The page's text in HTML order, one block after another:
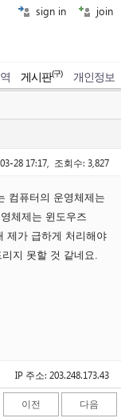
sign in join
게시판(구) 개인정보
28 17:17, 조회수: 3,827
컴퓨터의 운영체제는
체제는 윈도우즈
제가 급하게 처리해야
지 못할 것 같네요.
IP 주소: 203.248.173.43
이전 다음